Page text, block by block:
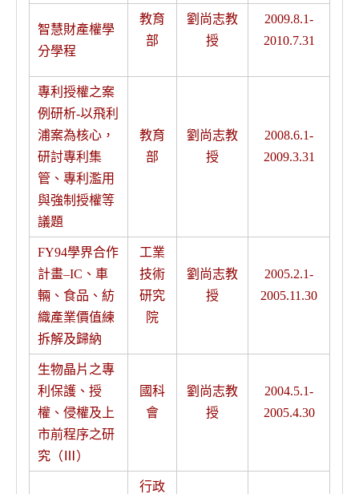
智慧財產權學
分學程
教育
部
劉尚志教
授
2009.8.1-
2010.7.31
專利授權之案
例研析-以飛利
浦案為核心，
研討專利集
管、專利濫用
與強制授權等
議題
教育
部
劉尚志教
授
2008.6.1-
2009.3.31
FY94學界合作
計畫–IC、車
輛、食品、紡
織產業價值練
拆解及歸納
工業
技術
研究
院
劉尚志教
授
2005.2.1-
2005.11.30
生物晶片之專
利保護、授
權、侵權及上
市前程序之研
究（Ⅲ）
國科
會
劉尚志教
授
2004.5.1-
2005.4.30
行政